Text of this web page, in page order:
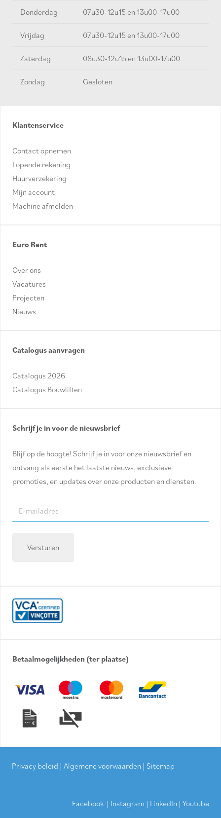
Donderdag 07u30-12u15 en 13u00-17u00
Vrijdag 07u30-12u15 en 13u00-17u00
Zaterdag 08u30-12u15 en 13u00-17u00
Zondag Gesloten
Klantenservice
Contact opnemen
Lopende rekening
Huurverzekering
Mijn account
Machine afmelden
Euro Rent
Over ons
Vacatures
Projecten
Nieuws
Catalogus aanvragen
Catalogus 2026
Catalogus Bouwliften
Schrijf je in voor de nieuwsbrief
Blijf op de hoogte! Schrijf je in voor onze nieuwsbrief en
ontvang als eerste het laatste nieuws, exclusieve
promoties, en updates over onze producten en diensten.
mailadres
Betaalmogelijkheden (ter plaatse)
Privacy beleid | Algemene voorwaarden | Sitemap
Facebook | Instagram | LinkedIn | Youtube